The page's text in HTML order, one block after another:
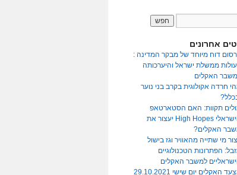
אחרונים
דוח מיוחד של מבקר המדינה :
ממשלת ישראל והיערכותה
האקלים
חרדה אקולוגית בקרב בני נוער
תקוות: האם הסטארטאפ
הישראלי High Hopes יעצור את
האקלים?
מי שתייה מהאוויר וגז בישול
הפתרונות הטכנולוגיים
למשבר האקלים
מצעד האקלים יום שישי 29.10.2021